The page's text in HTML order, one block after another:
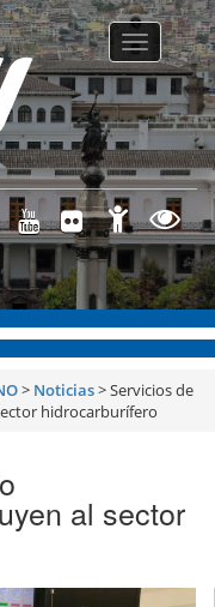
Toggle
> Noticias>Servicios de
hidrocarburífero
al sector